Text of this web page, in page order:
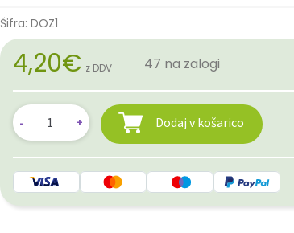
Šifra: DOZ1
4,20€ z DDV 47 na zalogi
Dodaj v košarico